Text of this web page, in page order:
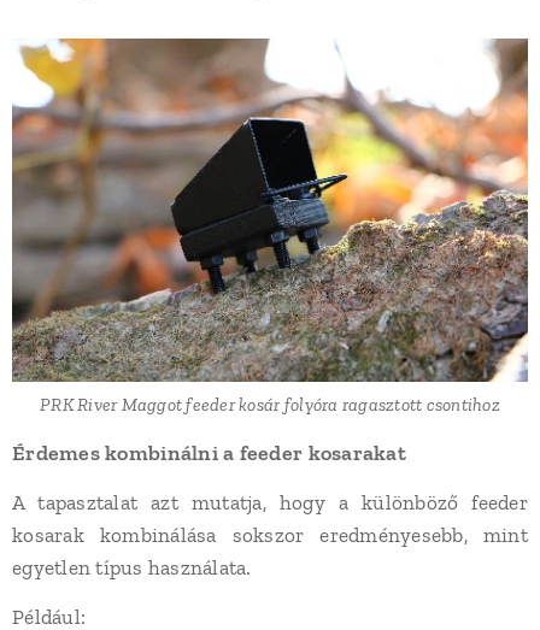
PRK River Maggot feeder kosár folyóra ragasztott csontihoz
Érdemes kombinálni a feeder kosarakat
A tapasztalat azt mutatja, hogy a különböző feeder
kosarak kombinálása sokszor eredményesebb, mint
egyetlen típus használata.
Például: